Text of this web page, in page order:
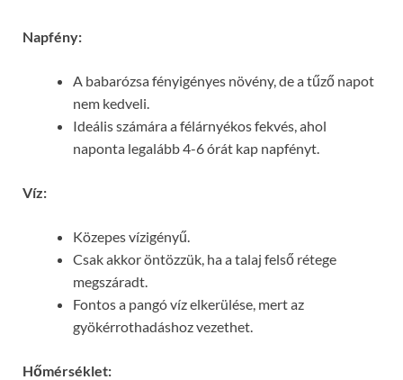
Napfény:
A babarózsa fényigényes növény, de a tűző napot
nem kedveli.
Ideális számára a félárnyékos fekvés, ahol
naponta legalább 4-6 órát kap napfényt.
Víz:
Közepes vízigényű.
Csak akkor öntözzük, ha a talaj felső rétege
megszáradt.
Fontos a pangó víz elkerülése, mert az
gyökérrothadáshoz vezethet.
Hőmérséklet: